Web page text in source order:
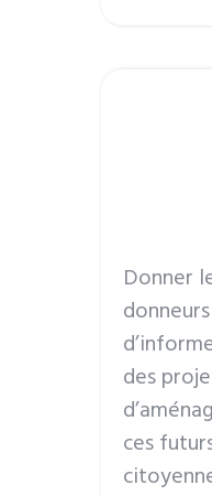
Donner
des
ces